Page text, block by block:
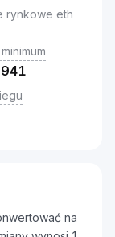
rynkowe eth
na